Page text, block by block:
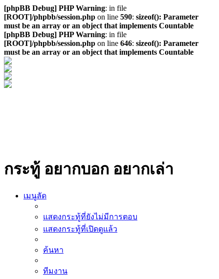
[phpBB Debug] PHP Warning: in file
[ROOT]/phpbb/session.php on line 590: sizeof(): Parameter
must be an array or an object that implements Countable
[phpBB Debug] PHP Warning: in file
[ROOT]/phpbb/session.php on line 646: sizeof(): Parameter
must be an array or an object that implements Countable
กระทู้ อยากบอก อยากเล่า
เมนูลัด
แสดงกระทู้ที่ยังไม่มีการตอบ
แสดงกระทู้ที่เปิดดูแล้ว
ค้นหา
ทีมงาน